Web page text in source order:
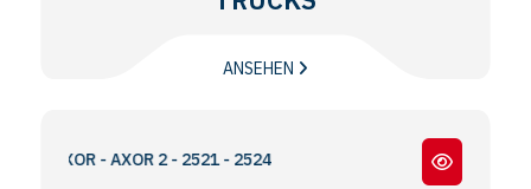
ANSEHEN
- AXOR 2 - 2521 - 2524